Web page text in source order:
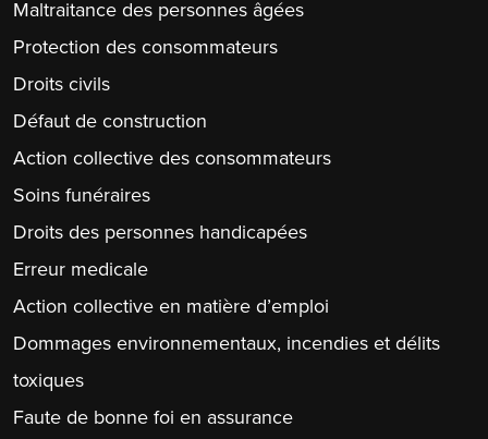
Maltraitance des personnes âgées
Protection des consommateurs
Droits civils
Défaut de construction
Action collective des consommateurs
Soins funéraires
Droits des personnes handicapées
Erreur medicale
Action collective en matière d’emploi
Dommages environnementaux, incendies et délits
toxiques
Faute de bonne foi en assurance